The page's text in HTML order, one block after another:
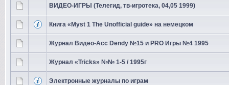
ВИДЕО-ИГРЫ (Телегид, тв-игротека, 04,05 1999)
Книга «Myst 1 The Unofficial guide» на немецком
Журнал Видео-Асс Dendy №15 и PRO Игры №4 1995
Журнал «Tricks» №№ 1-5 / 1995г
Электронные журналы по играм